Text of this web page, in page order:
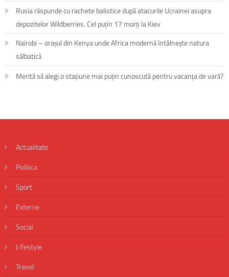
Rusia răspunde cu rachete balistice după atacurile Ucrainei asupra
depozitelor Wildberries. Cel puțin 17 morți la Kiev
Nairobi – orașul din Kenya unde Africa modernă întâlnește natura
sălbatică
Merită să alegi o stațiune mai puțin cunoscută pentru vacanța de vară?
Actualitate
Politica
Sport
Externe
Social
Lifestyle
Travel